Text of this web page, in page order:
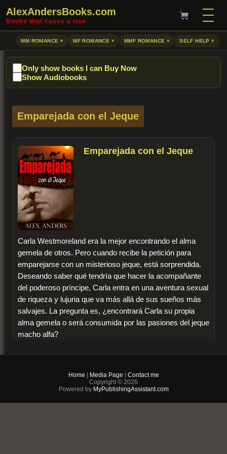
AlexAndersBooks.com
Books that cause a rise
MM ROMANCE MF ROMANCE MMF ROMANCE SELF HELP
Only show books I can Buy Now
Show Audiobooks
Emparejada con el Jeque
Emparejada con el Jeque
Carla Westmoreland era la mejor encontrando el alma
gemela de otros. Pero cuando recibe la petición para
emparejarse con un misterioso jeque, está sorprendida.
Deseando saber qué tendría que hacer la acompañante
del poderoso príncipe, Carla entra en una aventura sexual
de riqueza y lujuria que va más allá de sus sueños más
salvajes. La pregunta es, ¿encontrará Carla su propia
alma gemela o será consumida por las pasiones del jeque
macho alfa?
$2.99
PDF & EPUB (For
Home Media Page
Contact me
Copyright © 2026
Powered byMyPublishingAssistant.com